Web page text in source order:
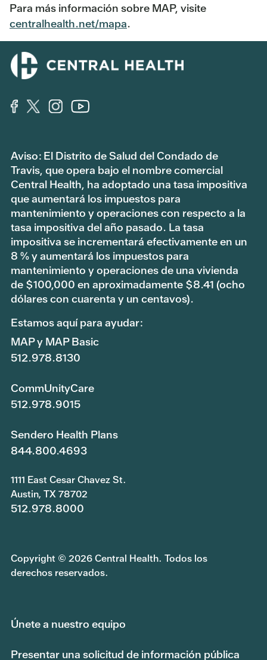
Para más información sobre MAP, visite
centralhealth.net/mapa.
Aviso: El Distrito de Salud del Condado de
Travis, que opera bajo el nombre comercial
Central Health, ha adoptado una tasa impositiva
que aumentará los impuestos para
mantenimiento y operaciones con respecto a la
tasa impositiva del año pasado. La tasa
impositiva se incrementará efectivamente en un
8 % y aumentará los impuestos para
mantenimiento y operaciones de una vivienda
de $100,000 en aproximadamente $8.41 (ocho
dólares con cuarenta y un centavos).
Estamos aquí para ayudar:
MAP y MAP Basic
512.978.8130
CommUnityCare
512.978.9015
Sendero Health Plans
844.800.4693
1111 East Cesar Chavez St.
Austin, TX 78702
512.978.8000
Copyright © 2026 Central Health. Todos los
derechos reservados.
Únete a nuestro equipo
Presentar una solicitud de información pública